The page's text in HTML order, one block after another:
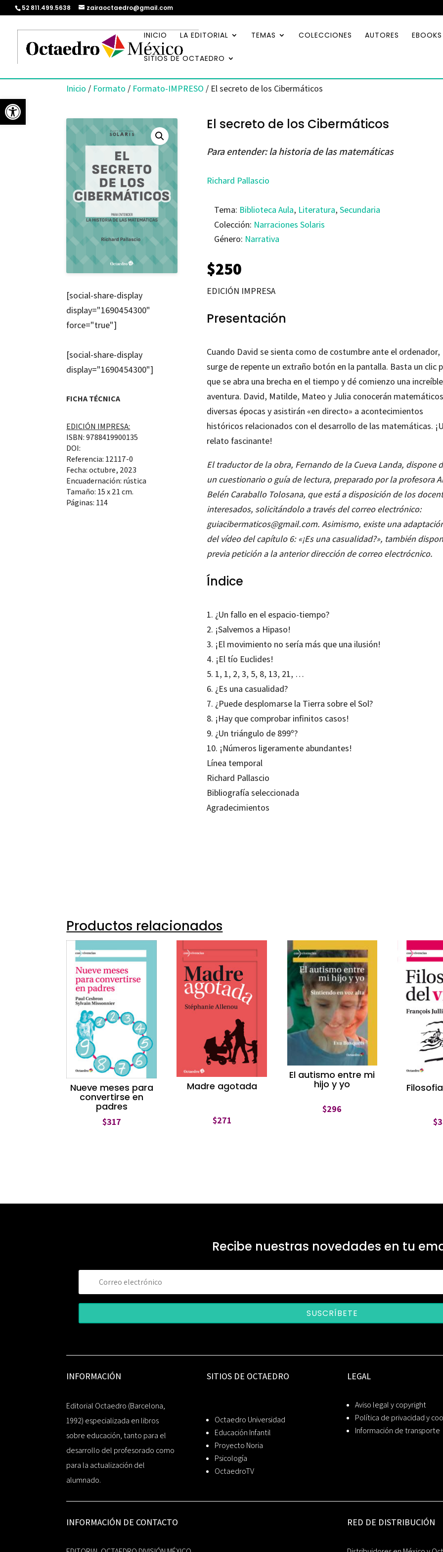
Abrir barra de herramientas
52 811.499.5638 zairaoctaedro@gmail.com
INICIO LA EDITORIAL TEMAS COLECCIONES AUTORES EBOOKS
SITIOS DE OCTAEDRO
Inicio / Formato / Formato-IMPRESO / El secreto de los Cibermáticos
[social-share-display
display="1690454300"
force="true"]
[social-share-display
display="1690454300"]
FICHA TÉCNICA
EDICIÓN IMPRESA:
ISBN: 9788419900135
DOI:
Referencia: 12117-0
Fecha: octubre, 2023
Encuadernación: rústica
Tamaño: 15 x 21 cm.
Páginas: 114
El secreto de los Cibermáticos
Para entender: la historia de las matemáticas
Richard Pallascio
Tema: Biblioteca Aula, Literatura, Secundaria
Colección: Narraciones Solaris
Género: Narrativa
$250
EDICIÓN IMPRESA
Presentación
Cuando David se sienta como de costumbre ante el ordenador,
surge de repente un extraño botón en la pantalla. Basta un clic
que se abra una brecha en el tiempo y dé comienzo una increíble
aventura. David, Matilde, Mateo y Julia conocerán
diversas épocas y asistirán «en directo» a acontecimientos
históricos relacionados con el desarrollo de las matemáticas.
relato fascinante!
El traductor de la obra, Fernando de la Cueva Landa, dispone
un cuestionario o guía de lectura, preparado por la profesora
Belén Caraballo Tolosana, que está a disposición de los
interesados, solicitándolo a través del correo electrónico:
guiacibermaticos@gmail.com. Asimismo, existe una
del vídeo del capítulo 6: «¡Es una casualidad?», también
previa petición a la anterior dirección de correo electrócnico.
Índice
1. ¿Un fallo en el espacio-tiempo?
2. ¡Salvemos a Hipaso!
3. ¡El movimiento no sería más que una ilusión!
4. ¡El tío Euclides!
5. 1, 1, 2, 3, 5, 8, 13, 21, …
6. ¿Es una casualidad?
7. ¿Puede desplomarse la Tierra sobre el Sol?
8. ¡Hay que comprobar infinitos casos!
9. ¿Un triángulo de 899º?
10. ¡Números ligeramente abundantes!
Línea temporal
Richard Pallascio
Bibliografía seleccionada
Agradecimientos
Productos relacionados
Nueve meses para
convertirse en
padres
$317
Madre agotada
$271
El autismo entre mi
hijo y yo
$296
$
Recibe nuestras novedades en tu
SUSCRÍBETE
INFORMACIÓN
Editorial Octaedro (Barcelona,
1992) especializada en libros
sobre educación, tanto para el
desarrollo del profesorado como
para la actualización del
alumnado.
SITIOS DE OCTAEDRO
Octaedro Universidad
Educación Infantil
Proyecto Noria
Psicología
OctaedroTV
LEGAL
Aviso legal y copyright
Política de privacidad y
Información de transporte
INFORMACIÓN DE CONTACTO RED DE DISTRIBUCIÓN